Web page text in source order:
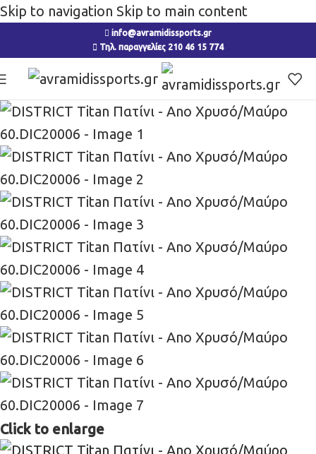
Skip to navigation Skip to main content
info@avramidissports.gr
Τηλ. παραγγελίες 210 46 15 774
Click to enlarge